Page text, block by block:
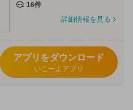
16件
詳細情報を見る
アプリをダウンロード
いこーよアプリ